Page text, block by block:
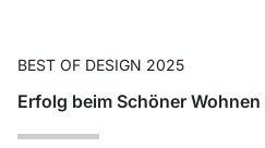
BEST OF DESIGN 2025
Erfolg beim Schöner Wohnen